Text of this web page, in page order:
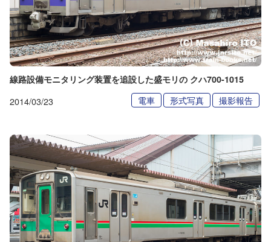
線路設備モニタリング装置を追設した盛モリの クハ700-1015
2014/03/23 電車 形式写真 撮影報告